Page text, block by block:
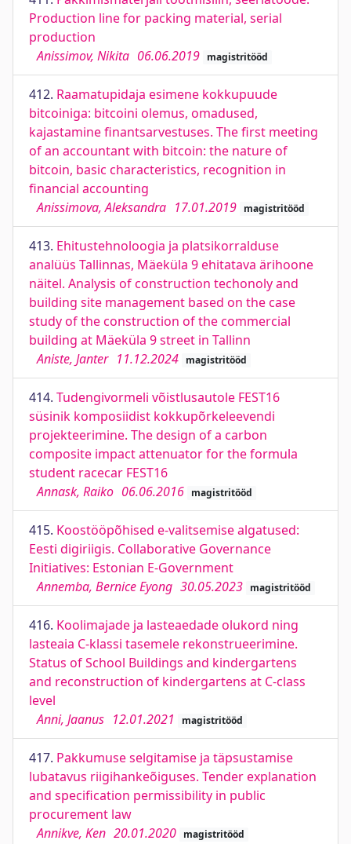
Production line for packing material, serial
production
Anissimov, Nikita 06.06.2019 magistritööd
412. Raamatupidaja esimene kokkupuude
bitcoiniga: bitcoini olemus, omadused,
kajastamine finantsarvestuses. The first meeting
of an accountant with bitcoin: the nature of
bitcoin, basic characteristics, recognition in
financial accounting
Anissimova, Aleksandra 17.01.2019 magistritööd
413. Ehitustehnoloogia ja platsikorralduse
analüüs Tallinnas, Mäeküla 9 ehitatava ärihoone
näitel. Analysis of construction techonoly and
building site management based on the case
study of the construction of the commercial
building at Mäeküla 9 street in Tallinn
Aniste, Janter 11.12.2024 magistritööd
414. Tudengivormeli võistlusautole FEST16
süsinik komposiidist kokkupõrkeleevendi
projekteerimine. The design of a carbon
composite impact attenuator for the formula
student racecar FEST16
Annask, Raiko 06.06.2016 magistritööd
415. Koostööpõhised e-valitsemise algatused:
Eesti digiriigis. Collaborative Governance
Initiatives: Estonian E-Government
Annemba, Bernice Eyong 30.05.2023 magistritööd
416. Koolimajade ja lasteaedade olukord ning
lasteaia C-klassi tasemele rekonstrueerimine.
Status of School Buildings and kindergartens
and reconstruction of kindergartens at C-class
level
Anni, Jaanus 12.01.2021 magistritööd
417. Pakkumuse selgitamise ja täpsustamise
lubatavus riigihankeõiguses. Tender explanation
and specification permissibility in public
procurement law
Annikve, Ken 20.01.2020 magistritööd